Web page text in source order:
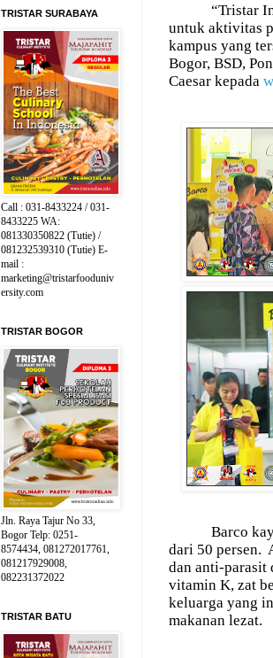
“Tristar
untuk aktivitas
kampus yang
Bogor, BSD,
Caesar kepada
Barco
dari 50 persen.
dan anti-parasit
vitamin K, zat
keluarga yang
makanan lezat.
TRISTAR SURABAYA
Call : 031-8433224 / 031-
8433225 WA:
081330350822 (Tutie) /
081232539310 (Tutie) E-
mail :
marketing@tristarfooduniv
ersity.com
TRISTAR BOGOR
Jln. Raya Tajur No 33,
Bogor Telp: 0251-
8574434, 081272017761,
081217929008,
082231372022
TRISTAR BATU